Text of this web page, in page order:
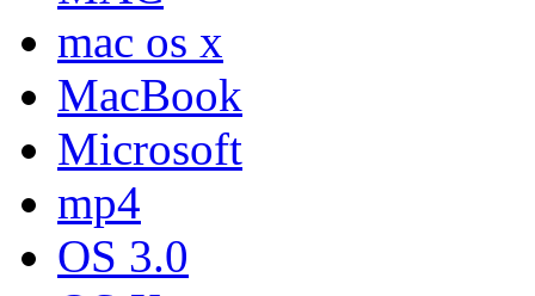
mac os x
MacBook
Microsoft
mp4
OS 3.0